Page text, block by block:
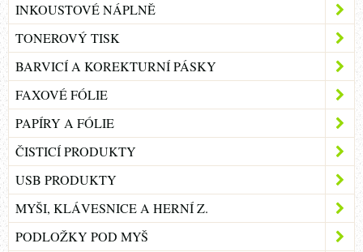
INKOUSTOVÉ NÁPLNĚ
TONEROVÝ TISK
BARVICÍ A KOREKTURNÍ PÁSKY
FAXOVÉ FÓLIE
PAPÍRY A FÓLIE
ČISTICÍ PRODUKTY
USB PRODUKTY
MYŠI, KLÁVESNICE A HERNÍ Z.
PODLOŽKY POD MYŠ